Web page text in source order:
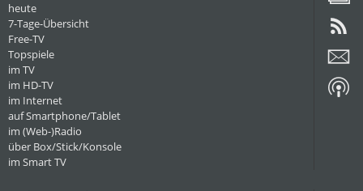
heute
7-Tage-Übersicht
Free-TV
Topspiele
im TV
im HD-TV
im Internet
auf Smartphone/Tablet
im (Web-)Radio
über Box/Stick/Konsole
im Smart TV